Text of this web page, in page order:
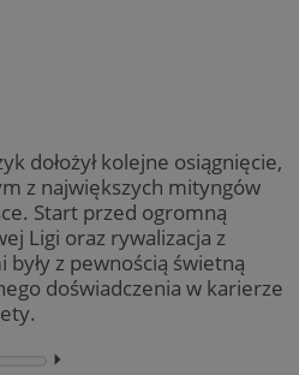
dołożył kolejne osiągnięcie,
z największych mityngów
Start przed ogromną
Ligi oraz rywalizacja z
z pewnością świetną
doświadczenia w karierze
⏵︎